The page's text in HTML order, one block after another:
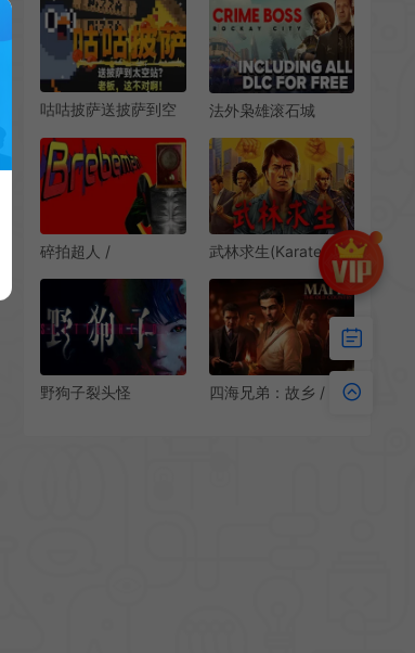
探索游戏
咕咕披萨送披萨到空
版跳跃休闲动作游戏|
下载
法外枭雄滚石城
Rockay City)第一人
称动作射击游戏|下载
碎拍超人 /
武林求生(Karate
Survivor)轻肉鸽幸存
者游戏|单机|中文|动
作|免费下载
野狗子裂头怪
四海兄弟：故乡 /